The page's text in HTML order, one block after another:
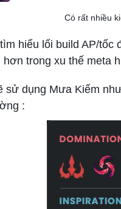
Có rất nhiều
hiểu lối build AP/
trong xu thế meta
sử dụng Mưa Kiếm
: